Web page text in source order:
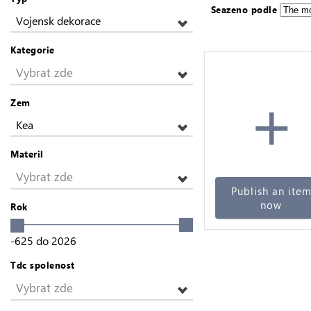
Vojensk dekorace
Kategorie
Vybrat zde
Zem
Kea
Materil
Vybrat zde
Rok
-625 do 2026
Tdc spolenost
Vybrat zde
Seazeno podle
+
Publish an item
now